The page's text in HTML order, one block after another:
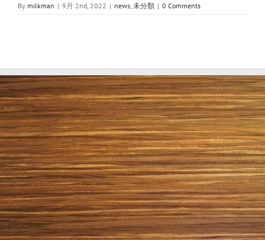
By milkman | 9月 2nd, 2022 | news, 未分類 | 0 Comments